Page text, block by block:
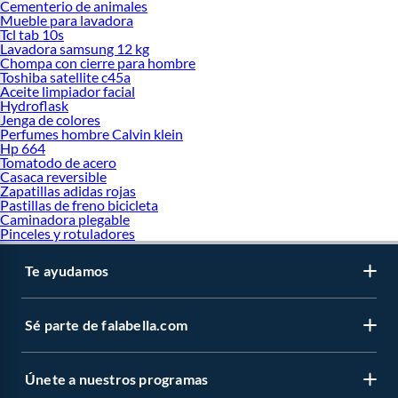
Cementerio de animales
Mueble para lavadora
Tcl tab 10s
Lavadora samsung 12 kg
Chompa con cierre para hombre
Toshiba satellite c45a
Aceite limpiador facial
Hydroflask
Jenga de colores
Perfumes hombre Calvin klein
Hp 664
Tomatodo de acero
Casaca reversible
Zapatillas adidas rojas
Pastillas de freno bicicleta
Caminadora plegable
Pinceles y rotuladores
Te ayudamos
Sé parte de falabella.com
Únete a nuestros programas